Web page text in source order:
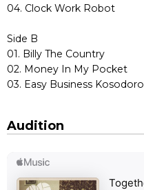
04. Clock Work Robot
Side B
01. Billy The Country
02. Money In My Pocket
03. Easy Business Kosodoro
Audition